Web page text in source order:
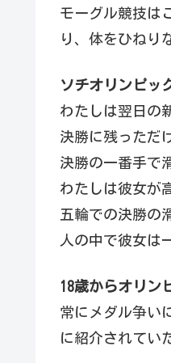
モーグル競技は
り、体をひねり
ソチオリンピッ
わたしは翌日の
決勝に残っただ
決勝の一番手で
わたしは彼女が
五輪での決勝の
人の中で彼女は
18歳からオリン
常にメダル争い
に紹介されてい